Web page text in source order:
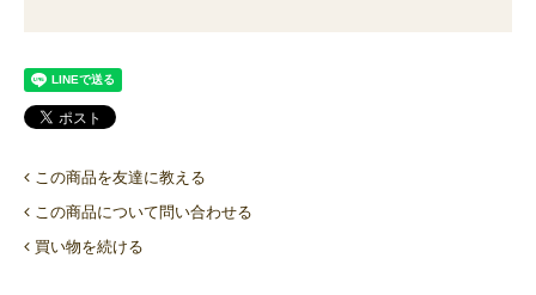
この商品を友達に教える
この商品について問い合わせる
買い物を続ける